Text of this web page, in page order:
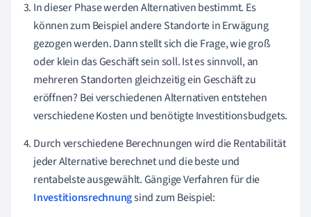
In dieser Phase werden Alternativen bestimmt. Es
können zum Beispiel andere Standorte in Erwägung
gezogen werden. Dann stellt sich die Frage, wie groß
oder klein das Geschäft sein soll. Ist es sinnvoll, an
mehreren Standorten gleichzeitig ein Geschäft zu
eröffnen? Bei verschiedenen Alternativen entstehen
verschiedene Kosten und benötigte Investitionsbudgets.
Durch verschiedene Berechnungen wird die Rentabilität
jeder Alternative berechnet und die beste und
rentabelste ausgewählt. Gängige Verfahren für die
Investitionsrechnungsind zum Beispiel: